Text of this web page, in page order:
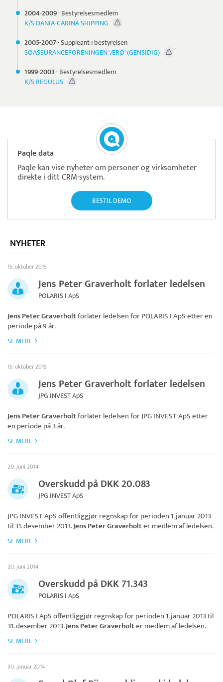
2004-2009· Bestyrelsesmedlem
K/S DANIA-CARINA SHIPPING
2005-2007·Suppleant i bestyrelsen
SØASSURANCEFORENINGEN 'ÆRØ' (GENSIDIG)
1999-2003· Bestyrelsesmedlem
K/S REGULUS
Paqle data
Paqle kan vise nyheter om personer og virksomheter
direkte i ditt CRM-system.
BESTIL DEMO
NYHETER
15. oktober 2015
Jens Peter Graverholt forlater ledelsen
POLARIS I ApS
Jens Peter Graverholtforlater ledelsen forPOLARIS I ApSetter en
periode på 9 år.
SE MERE
15. oktober 2015
Jens Peter Graverholt forlater ledelsen
JPG INVEST ApS
Jens Peter Graverholtforlater ledelsen forJPG INVEST ApSetter
en periode på 3 år.
SE MERE
20. juni 2014
Overskudd på DKK 20.083
JPG INVEST ApS
JPG INVEST ApSoffentliggjør regnskap for perioden 1. januar 2013
til 31. desember 2013.Jens Peter Graverholter medlem af ledelsen.
SE MERE
20. juni 2014
Overskudd på DKK 71.343
POLARIS I ApS
POLARIS I ApSoffentliggjør regnskap for perioden 1. januar 2013 til
31. desember 2013.Jens Peter Graverholter medlem af ledelsen.
SE MERE
30. januar 2014